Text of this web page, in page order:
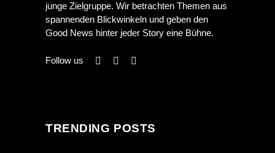
junge Zielgruppe. Wir betrachten Themen aus
spannenden Blickwinkeln und geben den
Good News hinter jeder Story eine Bühne.
Follow us
TRENDING POSTS